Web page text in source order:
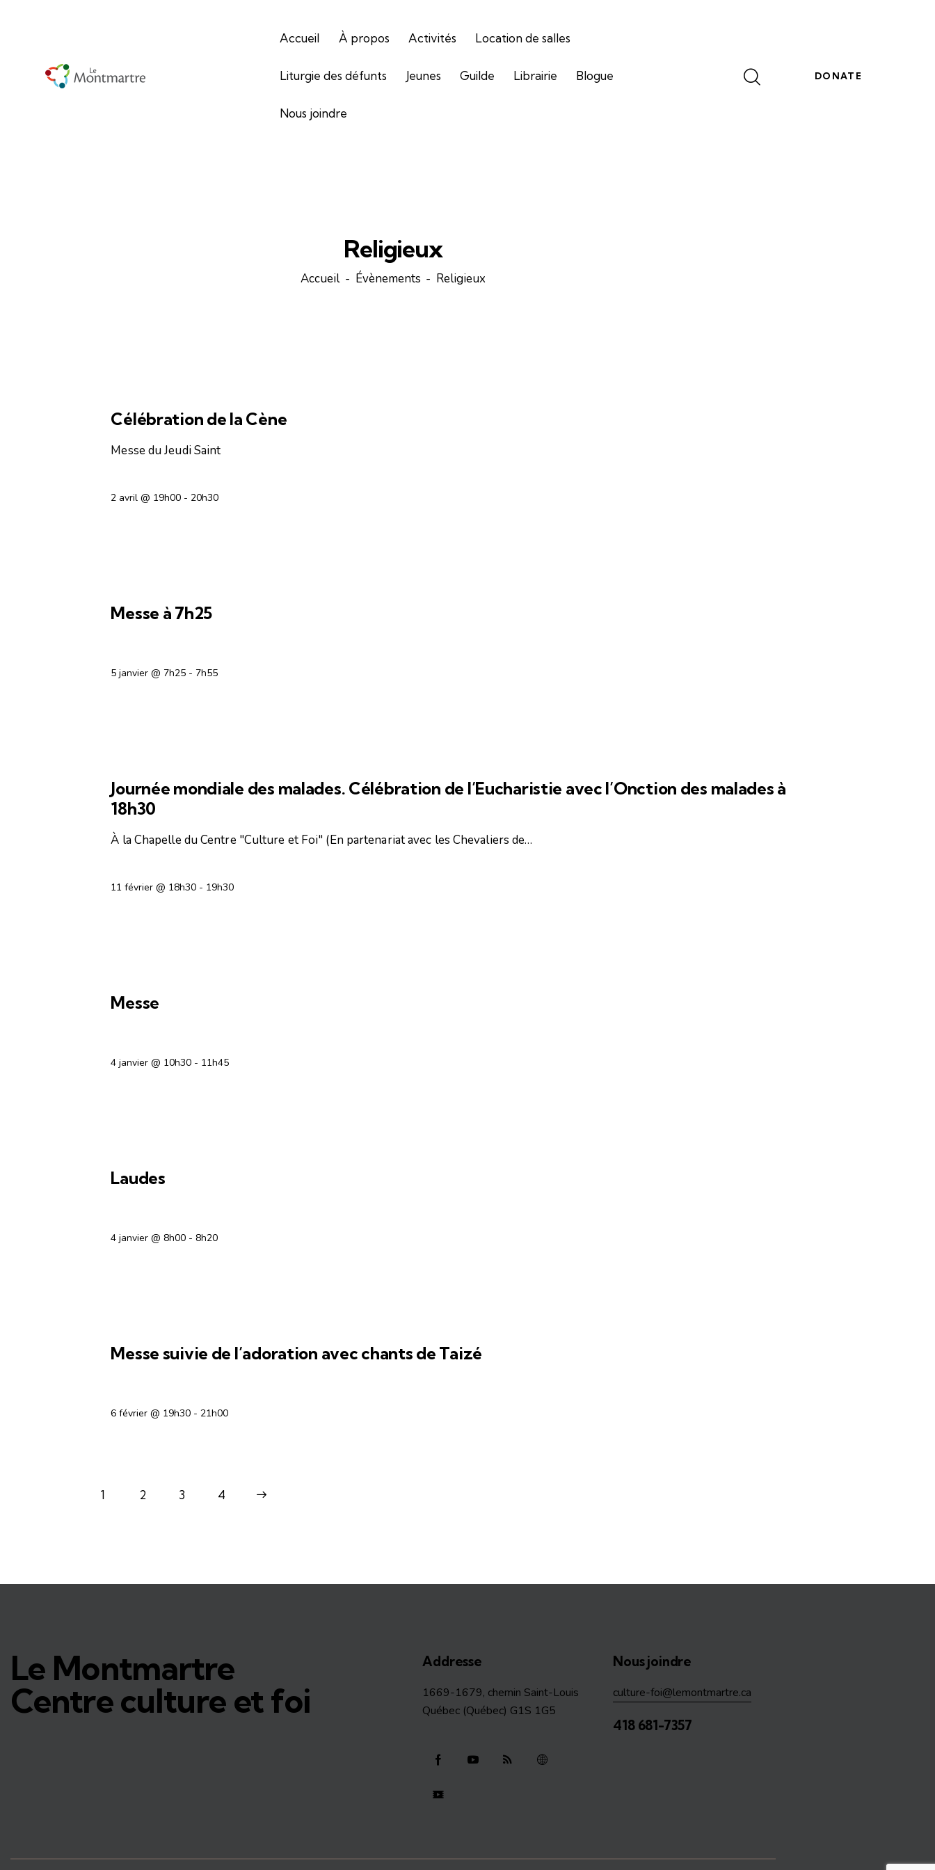
Accueil À propos Activités Location de salles
Liturgie des défunts Jeunes Guilde Librairie Blogue
Nous joindre
DONATE
Religieux
Accueil Évènements Religieux
Célébration de la Cène
Messe du Jeudi Saint
2 avril @ 19h00 -20h30
Messe à 7h25
5 janvier @ 7h25 - 7h55
Journée mondiale des malades. Célébration de l’Eucharistie avec l’Onction des malades à
18h30
À la Chapelle du Centre "Culture et Foi" (En partenariat avec les Chevaliers de…
11 février @ 18h30 - 19h30
Messe
4 janvier @ 10h30 - 11h45
Laudes
4 janvier @ 8h00 -8h20
Messe suivie de l’adoration avec chants de Taizé
6 février @ 19h30 -21h00
1 2 3 4
Le Montmartre
Centre culture et foi
Addresse
1669-1679, chemin Saint-Louis
Québec (Québec) G1S 1G5
Nous joindre
culture-foi@lemontmartre.ca
418 681-7357